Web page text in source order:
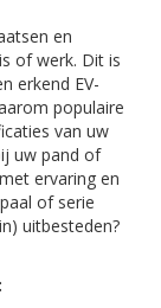
en
of werk. Dit is
erkend EV-
populaire
van uw
uw pand of
ervaring en
of serie
uitbesteden?